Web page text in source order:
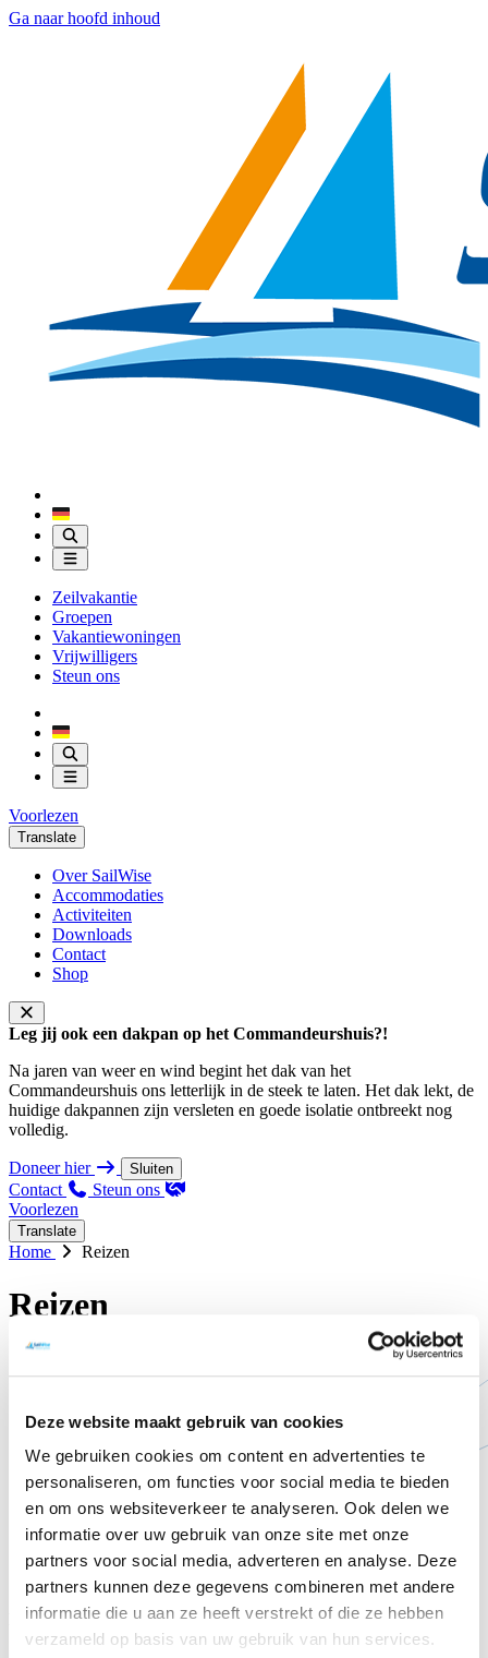
Deze website maakt gebruik van cookies
We gebruiken cookies om content en advertenties te
personaliseren, om functies voor social media te bieden
en om ons websiteverkeer te analyseren. Ook delen we
informatie over uw gebruik van onze site met onze
partners voor social media, adverteren en analyse. Deze
partners kunnen deze gegevens combineren met andere
informatie die u aan ze heeft verstrekt of die ze hebben
verzameld op basis van uw gebruik van hun services.
Ga naar hoofd inhoud
Zeilvakantie
Groepen
Vakantiewoningen
Vrijwilligers
Steun ons
Voorlezen
Translate
Over SailWise
Accommodaties
Activiteiten
Downloads
Contact
Shop
Leg jij ook een dakpan op het Commandeurshuis?!
Na jaren van weer en wind begint het dak van het
Commandeurshuis ons letterlijk in de steek te laten. Het dak lekt, de
huidige dakpannen zijn versleten en goede isolatie ontbreekt nog
volledig.
Doneer hier Sluiten
Contact
Steun ons
Voorlezen
Translate
Home Reizen
Reizen
Reisaanbod 2026